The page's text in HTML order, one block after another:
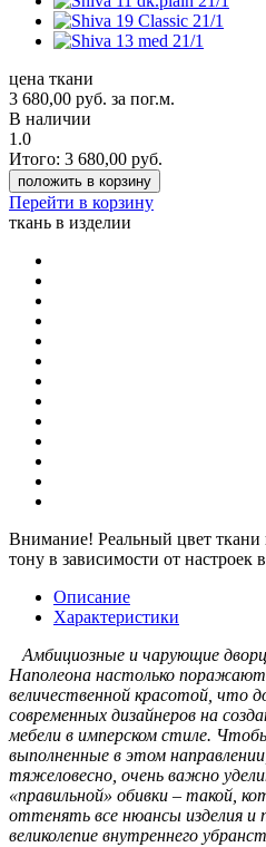
цена ткани
3 680,00 руб. за пог.м.
В наличии
1.0
Итого: 3 680,00 руб.
положить в корзину
Перейти в корзину
ткань в изделии
Внимание! Реальный цвет
тону в зависимости от настроек
Описание
Характеристики
Амбициозные и чарующие
Наполеона настолько
величественной красотой, что
современных дизайнеров на
мебели в имперском стиле.
выполненные в этом
тяжеловесно, очень важно
«правильной» обивки – такой,
оттенять все нюансы изделия и
великолепие внутреннего